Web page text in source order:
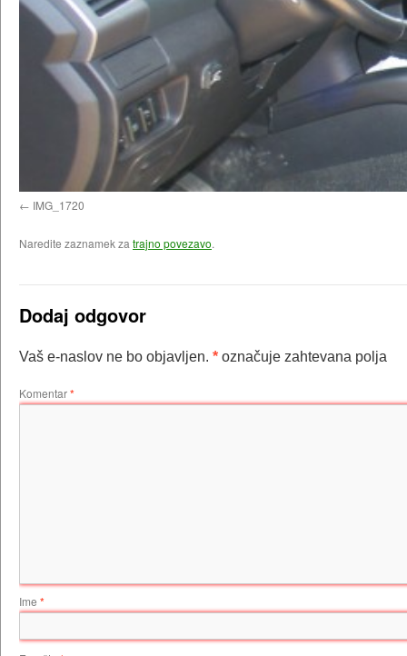
IMG_1720
Naredite zaznamek za trajno povezavo.
Dodaj odgovor
Vaš e-naslov ne bo objavljen. * označuje zahtevana polja
Komentar*
Ime *